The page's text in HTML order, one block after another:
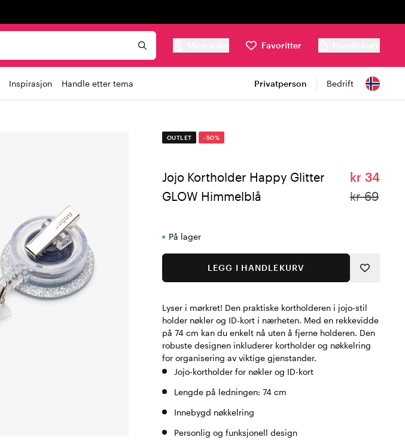
Favoritter
Inspirasjon Handle etter tema Privatperson Bedrift
OUTLET -50%
Jojo Kortholder Happy Glitter
GLOW Himmelblå
kr 34
kr 69
På lager
LEGG I HANDLEKURV
Lyser i mørkret! Den praktiske kortholderen i jojo-stil
holder nøkler og ID-kort i nærheten. Med en rekkevidde
på 74 cm kan du enkelt nå uten å fjerne holderen. Den
robuste designen inkluderer kortholder og nøkkelring
for organisering av viktige gjenstander.
Jojo-kortholder for nøkler og ID-kort
Lengde på ledningen: 74 cm
Innebygd nøkkelring
Personlig og funksjonell design